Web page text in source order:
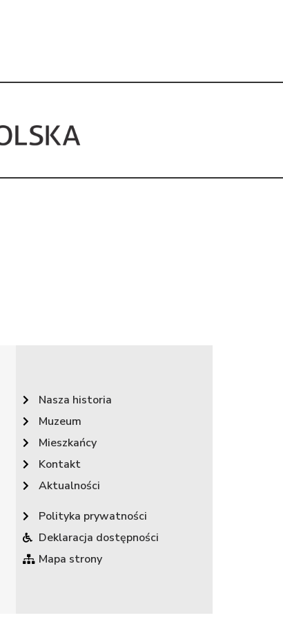
Nasza historia
Muzeum
Mieszkańcy
Kontakt
Aktualności
Polityka prywatności
Deklaracja dostępności
Mapa strony